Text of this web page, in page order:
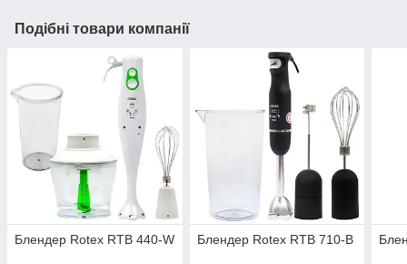
Подібні товари компанії
Блендер Rotex RTB 440-W Блендер Rotex RTB 710-B